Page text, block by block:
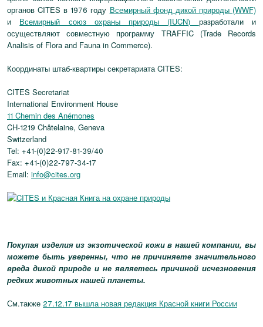
органов CITES в 1976 году Всемирный фонд дикой природы (WWF)
и Всемирный союз охраны природы (IUCN) разработали и
осуществляют совместную программу TRAFFIC (Trade Records
Analisis of Flora and Fauna in Commerce).
Координаты штаб-квартиры секретариата CITES:
CITES Secretariat
International Environment House
11 Chemin des Anémones
CH-1219 Châtelaine, Geneva
Switzerland
Tel: +41-(0)22-917-81-39/40
Fax: +41-(0)22-797-34-17
Email: info@cites.org
Покупая изделия из экзотической кожи в нашей компании, вы
можете быть уверенны, что не причиняете значительного
вреда дикой природе и не являетесь причиной исчезновения
редких животных нашей планеты.
См.также 27.12.17 вышла новая редакция Красной книги России